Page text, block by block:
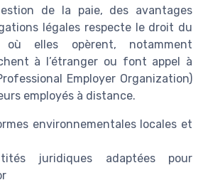
de la paie, des avantages
légales respecte le droit du
elles opèrent, notamment
à l’étranger ou font appel à
Employer Organization)
employés à distance.
environnementales locales et
juridiques adaptées pour